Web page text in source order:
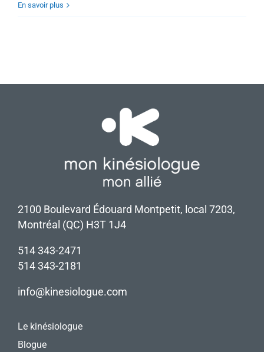
En savoir plus
2100 Boulevard Édouard Montpetit, local 7203,
Montréal (QC) H3T 1J4
514 343-2471
514 343-2181
info@kinesiologue.com
Le kinésiologue
Blogue